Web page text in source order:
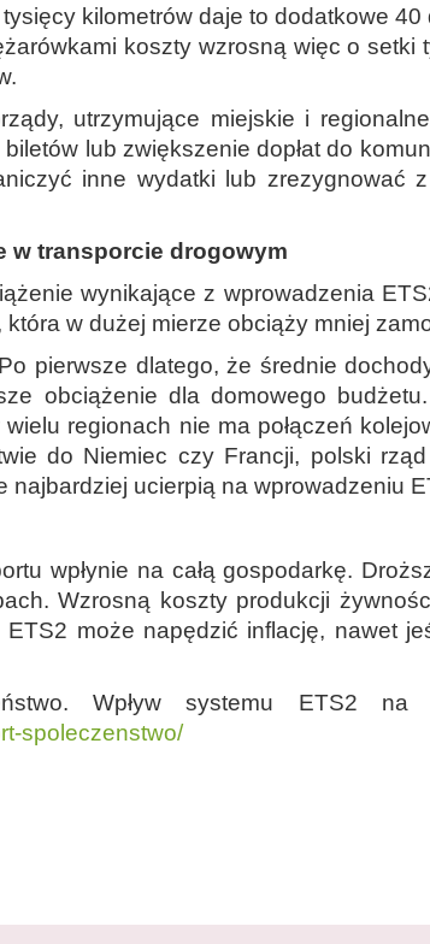
kilometrów daje to dodatkowe
koszty wzrosną więc o setki
utrzymujące miejskie i
lub zwiększenie dopłat do
inne wydatki lub zrezygnować
w transporcie drogowym
wynikające z wprowadzenia
w dużej mierze obciąży mniej
pierwsze dlatego, że średnie
obciążenie dla domowego
regionach nie ma połączeń
do Niemiec czy Francji, polski
ucierpią na wprowadzeniu
wpłynie na całą gospodarkę.
Wzrosną koszty produkcji
może napędzić inflację, nawet
Wpływ systemu ETS2
spoleczenstwo/